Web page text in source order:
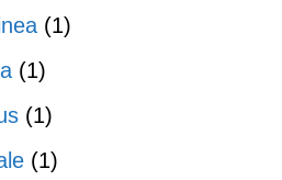
(1)
(1)
(1)
(1)